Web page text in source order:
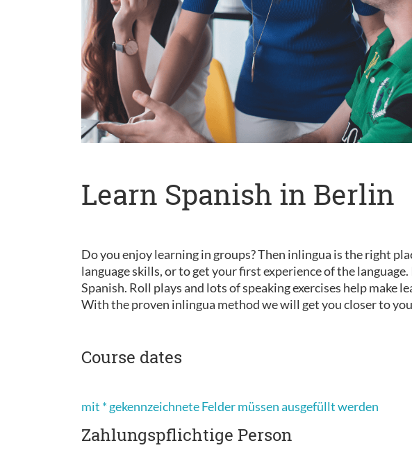
Learn Spanish in Berlin
Do you enjoy learning in groups? Then inlingua is the right
language skills, or to get your first experience of the
Spanish. Roll plays and lots of speaking exercises help make
With the proven inlingua method we will get you closer to
Course dates
mit * gekennzeichnete Felder müssen ausgefüllt werden
Zahlungspflichtige Person